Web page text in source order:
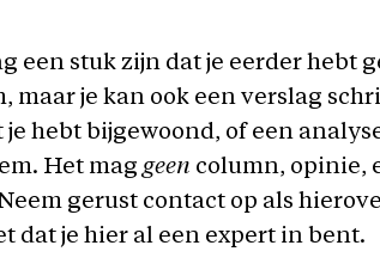
een stuk zijn dat je eerder hebt
maar je kan ook een verslag
hebt bijgewoond, of een
Het maggeen column, opinie,
gerust contact op als
dat je hier al een expert in bent.